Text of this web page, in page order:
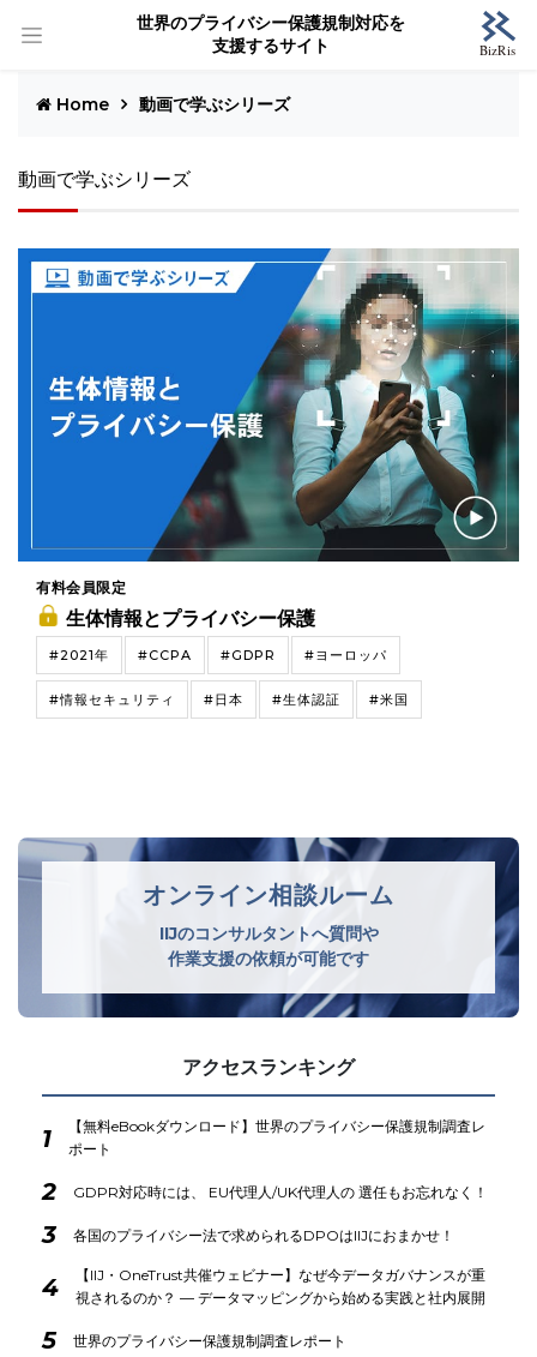
世界のプライバシー保護規制対応を
支援するサイト
Home 動画で学ぶシリーズ
動画で学ぶシリーズ
有料会員限定
生体情報とプライバシー保護
#2021年 #CCPA #GDPR #ヨーロッパ
#情報セキュリティ #日本 #生体認証 #米国
オンライン相談ルーム
IIJのコンサルタントへ質問や
作業支援の依頼が可能です
アクセスランキング
1
【無料eBookダウンロード】世界のプライバシー保護規制調査レ
ポート
2 GDPR対応時には、 EU代理人/UK代理人の 選任もお忘れなく！
3 各国のプライバシー法で求められるDPOはIIJにおまかせ！
4
【IIJ・OneTrust共催ウェビナー】なぜ今データガバナンスが重
視されるのか？ ― データマッピングから始める実践と社内展開
5 世界のプライバシー保護規制調査レポート